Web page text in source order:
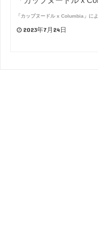
「カップヌードル x Columbia」に
2023年7月24日